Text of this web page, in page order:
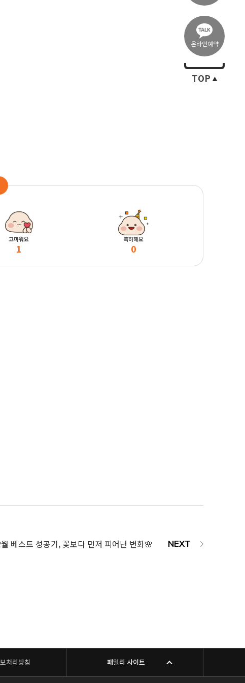
고마워요
1
축하해요
0
베스트 성공기, 꽃보다 먼저 피어난 변화🌸
온라인예약
TOP
처리방침 패밀리 사이트